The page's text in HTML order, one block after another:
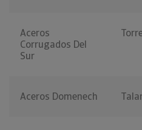
Aceros
Corrugados Del
Sur
Aceros Domenech